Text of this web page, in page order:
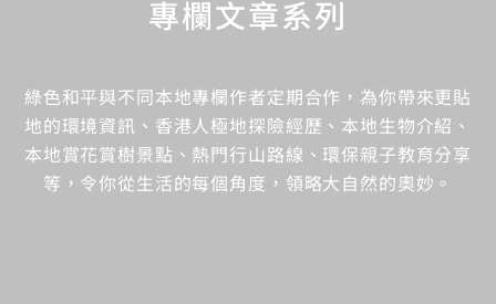
專欄文章系列
綠色和平與不同本地專欄作者定期合作，為你帶來更貼
地的環境資訊、香港人極地探險經歷、本地生物介紹、
本地賞花賞樹景點、熱門行山路線、環保親子教育分享
等，令你從生活的每個角度，領略大自然的奧妙。